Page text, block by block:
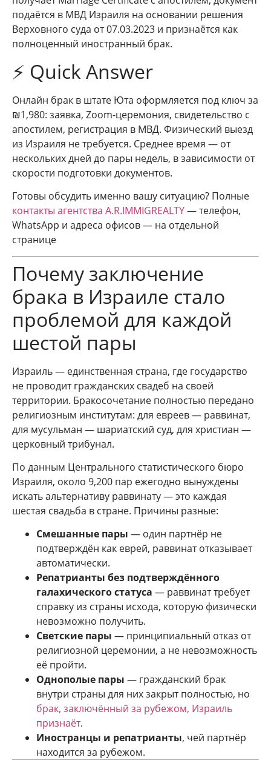
подаётся в МВД Израиля на основании решения
Верховного суда от 07.03.2023 и признаётся как
полноценный иностранный брак.
⚡ Quick Answer
Онлайн брак в штате Юта оформляется под ключ за
₪1,980: заявка, Zoom-церемония, свидетельство с
апостилем, регистрация в МВД. Физический выезд
из Израиля не требуется. Среднее время — от
нескольких дней до пары недель, в зависимости от
скорости подготовки документов.
Готовы обсудить именно вашу ситуацию? Полные
контакты агентства A.R.IMMIGREALTY— телефон,
WhatsApp и адреса офисов — на отдельной
странице
Почему заключение
брака в Израиле стало
проблемой для каждой
шестой пары
Израиль — единственная страна, где государство
не проводит гражданских свадеб на своей
территории. Бракосочетание полностью передано
религиозным институтам: для евреев — раввинат,
для мусульман — шариатский суд, для христиан —
церковный трибунал.
По данным Центрального статистического бюро
Израиля, около 9,200 пар ежегодно вынуждены
искать альтернативу раввинату — это каждая
шестая свадьба в стране. Причины разные:
Смешанные пары — один партнёр не
подтверждён как еврей, раввинат отказывает
автоматически.
Репатрианты без подтверждённого
галахического статуса — раввинат требует
справку из страны исхода, которую физически
невозможно получить.
Светские пары — принципиальный отказ от
религиозной церемонии, а не невозможность
её пройти.
Однополые пары — гражданский брак
внутри страны для них закрыт полностью, но
брак, заключённый за рубежом, Израиль
признаёт.
Иностранцы и репатрианты, чей партнёр
находится за рубежом.